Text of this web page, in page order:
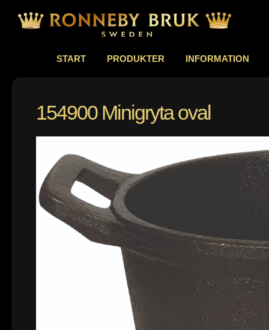
START PRODUKTER INFORMATION
154900 Minigryta oval